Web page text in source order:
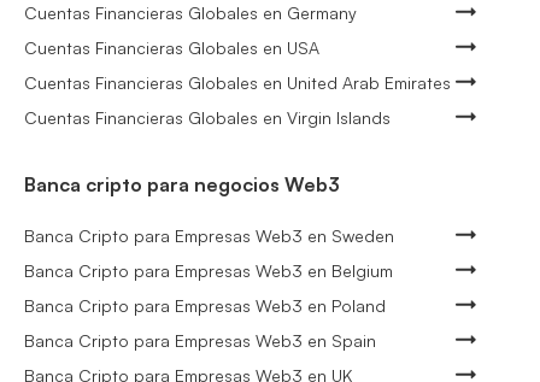
Cuentas Financieras Globales en Germany
Cuentas Financieras Globales en USA
Cuentas Financieras Globales en United Arab Emirates
Cuentas Financieras Globales en Virgin Islands
Banca cripto para negocios Web3
Banca Cripto para Empresas Web3 en Sweden
Banca Cripto para Empresas Web3 en Belgium
Banca Cripto para Empresas Web3 en Poland
Banca Cripto para Empresas Web3 en Spain
Banca Cripto para Empresas Web3 en UK